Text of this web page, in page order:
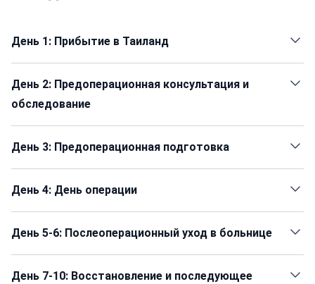
День 1: Прибытие в Таиланд
День 2: Предоперационная консультация и
обследование
День 3: Предоперационная подготовка
День 4: День операции
День 5-6: Послеоперационный уход в больнице
День 7-10: Восстановление и последующее